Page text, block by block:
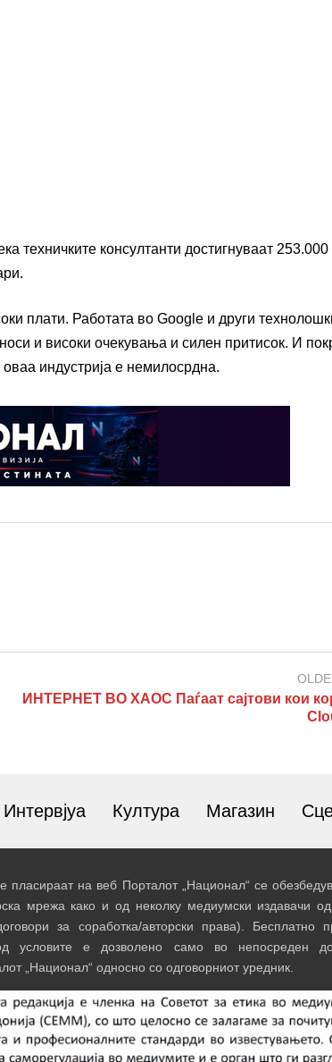
техничките консултанти достигнуваат 253.000
плати. Работата во Google и други
и високи очекувања и силен притисок. И
индустрија е немилосрдна.
ИНТЕРНЕТ ВО ХАОС Паѓаат сајтови кои
Интервјуа Култура Магазин
пласираат на веб Порталот „Национал“ се
мрежа како и од неколку медиумски издавачи
за соработка/авторски права). Бесплатно
условите е дозволено само во непосреден
„Национал“ односно со одговорниот уредник.